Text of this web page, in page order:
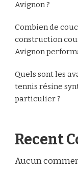
Avignon ?
Combien de
construction
Avignon
Quels sont les
tennis résine
particulier ?
Recent
Aucun